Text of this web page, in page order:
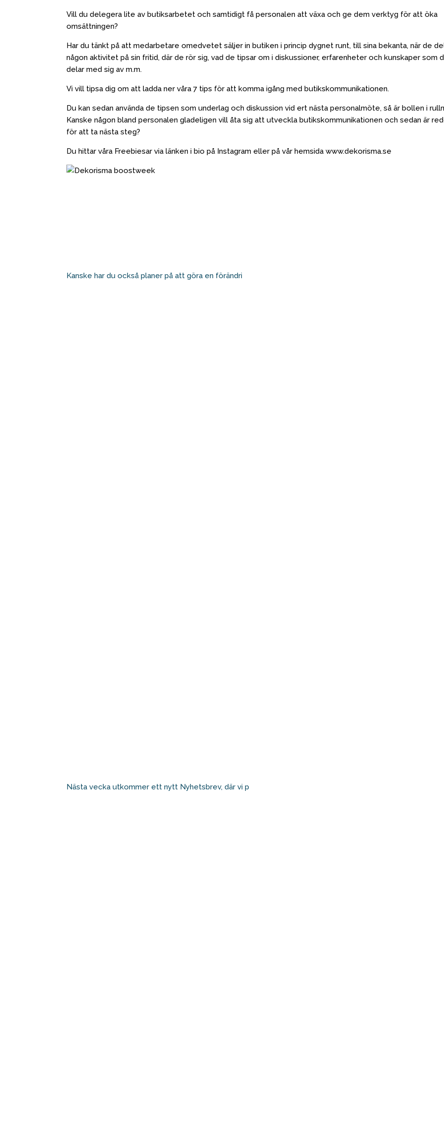
Vill du delegera lite av butiksarbetet och samtidigt få personalen att växa och ge dem verktyg för att öka
omsättningen?
Har du tänkt på att medarbetare omedvetet säljer in butiken i princip dygnet runt, till sina bekanta, när de
någon aktivitet på sin fritid, där de rör sig, vad de tipsar om i diskussioner, erfarenheter och kunskaper som
delar med sig av m.m.
Vi vill tipsa dig om att ladda ner våra 7 tips för att komma igång med butikskommunikationen.
Du kan sedan använda de tipsen som underlag och diskussion vid ert nästa personalmöte, så är bollen i
Kanske någon bland personalen gladeligen vill åta sig att utveckla butikskommunikationen och sedan är
för att ta nästa steg?
Du hittar våra Freebiesar via länken i bio på Instagram eller på vår hemsida www.dekorisma.se
Kanske har du också planer på att göra en förändri
Nästa vecka utkommer ett nytt Nyhetsbrev, där vi p